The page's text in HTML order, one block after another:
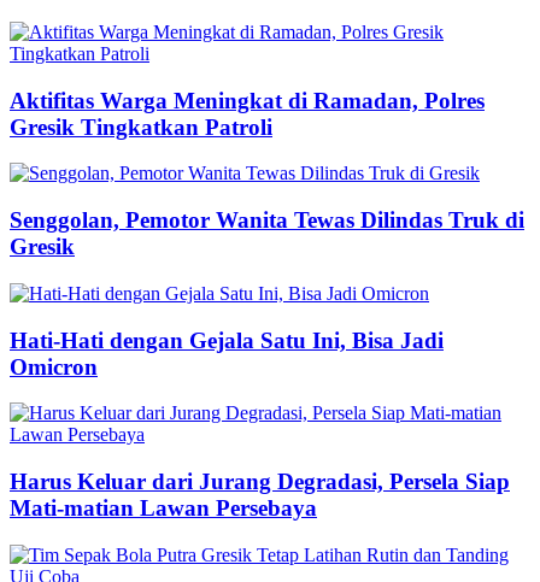
Aktifitas Warga Meningkat di Ramadan, Polres
Gresik Tingkatkan Patroli
Senggolan, Pemotor Wanita Tewas Dilindas Truk di
Gresik
Hati-Hati dengan Gejala Satu Ini, Bisa Jadi
Omicron
Harus Keluar dari Jurang Degradasi, Persela Siap
Mati-matian Lawan Persebaya